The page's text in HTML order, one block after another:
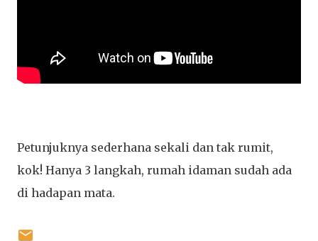
Petunjuknya sederhana sekali dan tak rumit,
kok! Hanya 3 langkah, rumah idaman sudah ada
di hadapan mata.